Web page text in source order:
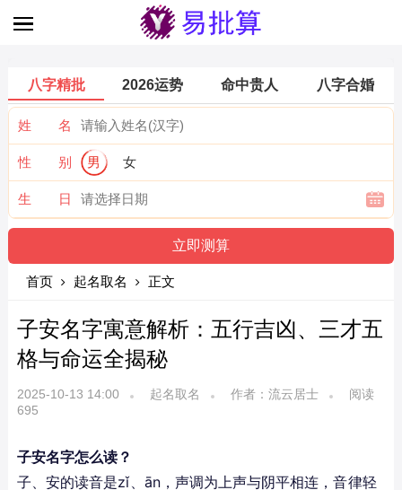
八字精批 2026运势 命中贵人 八字合婚
姓 名
性 别 男 女
生 日
首页 起名取名 正文
子安名字寓意解析：五行吉凶、三才五
格与命运全揭秘
2025-10-13 14:00 起名取名 作者：流云居士
阅读
695
子安名字怎么读？
子、安的读音是zǐ、ān，声调为上声与阴平相连，音律轻